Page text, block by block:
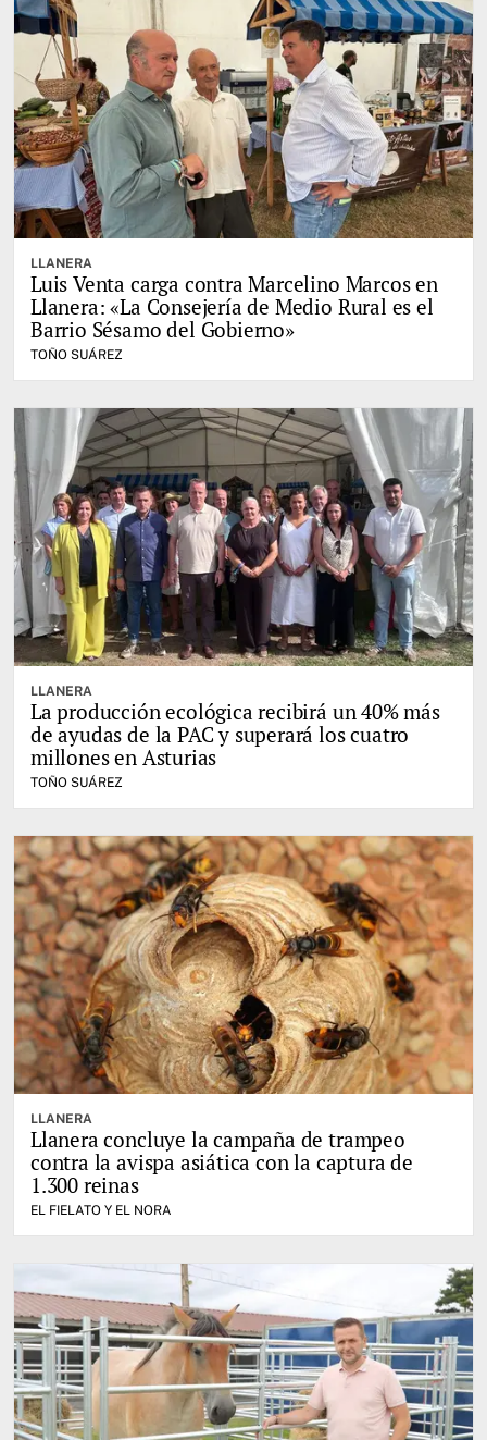
LLANERA
Luis Venta carga contra Marcelino Marcos en
Llanera: «La Consejería de Medio Rural es el
Barrio Sésamo del Gobierno»
TOÑO SUÁREZ
LLANERA
La producción ecológica recibirá un 40% más
de ayudas de la PAC y superará los cuatro
millones en Asturias
TOÑO SUÁREZ
LLANERA
Llanera concluye la campaña de trampeo
contra la avispa asiática con la captura de
1.300 reinas
EL FIELATO Y EL NORA